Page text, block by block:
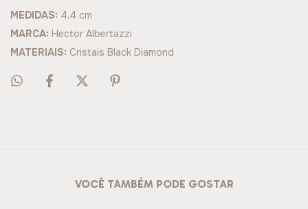
MEDIDAS: 4,4 cm
MARCA: Hector Albertazzi
MATERIAIS: Cristais Black Diamond
VOCÊ TAMBÉM PODE GOSTAR